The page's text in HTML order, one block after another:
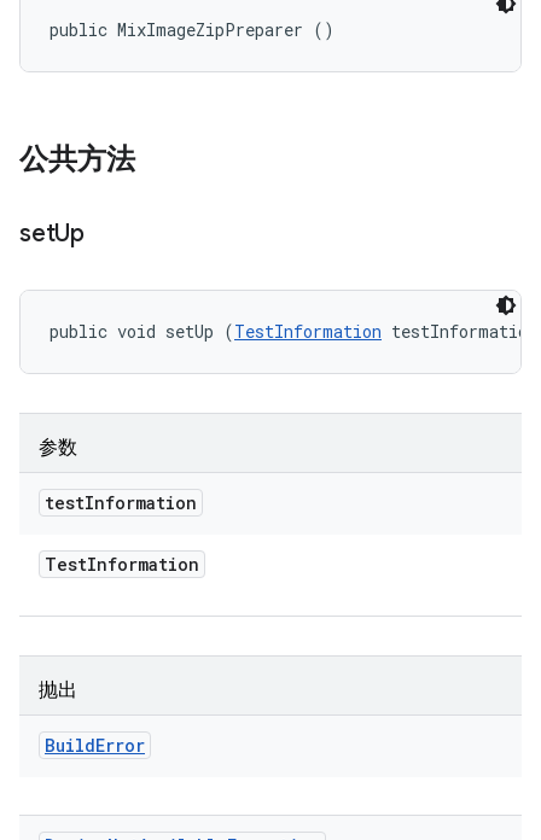
public MixImageZipPreparer ()
公共方法
setUp
public void setUp (TestInformation
参数
testInformation
TestInformation
抛出
BuildError